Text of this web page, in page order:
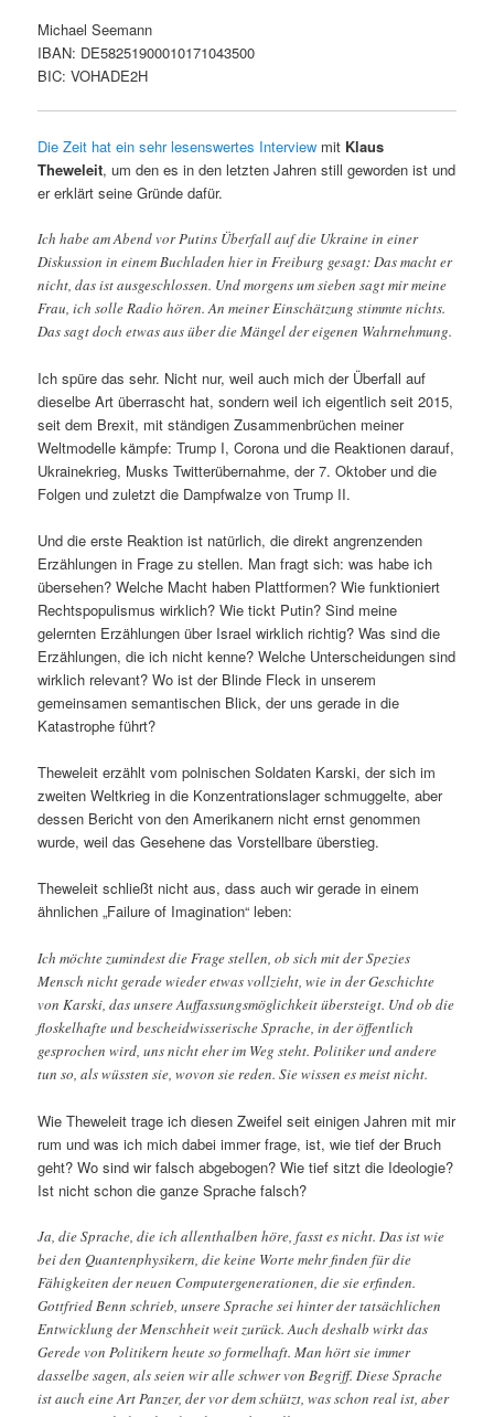
Michael Seemann
IBAN: DE58251900010171043500
BIC: VOHADE2H
Die Zeit hat ein sehr lesenswertes Interview mit Klaus
Theweleit, um den es in den letzten Jahren still geworden ist und
er erklärt seine Gründe dafür.
Ich habe am Abend vor Putins Überfall auf die Ukraine in einer
Diskussion in einem Buchladen hier in Freiburg gesagt: Das macht er
nicht, das ist ausgeschlossen. Und morgens um sieben sagt mir meine
Frau, ich solle Radio hören. An meiner Einschätzung stimmte nichts.
Das sagt doch etwas aus über die Mängel der eigenen Wahrnehmung.
Ich spüre das sehr. Nicht nur, weil auch mich der Überfall auf
dieselbe Art überrascht hat, sondern weil ich eigentlich seit 2015,
seit dem Brexit, mit ständigen Zusammenbrüchen meiner
Weltmodelle kämpfe: Trump I, Corona und die Reaktionen darauf,
Ukrainekrieg, Musks Twitterübernahme, der 7. Oktober und die
Folgen und zuletzt die Dampfwalze von Trump II.
Und die erste Reaktion ist natürlich, die direkt angrenzenden
Erzählungen in Frage zu stellen. Man fragt sich: was habe ich
übersehen? Welche Macht haben Plattformen? Wie funktioniert
Rechtspopulismus wirklich? Wie tickt Putin? Sind meine
gelernten Erzählungen über Israel wirklich richtig? Was sind die
Erzählungen, die ich nicht kenne? Welche Unterscheidungen sind
wirklich relevant? Wo ist der Blinde Fleck in unserem
gemeinsamen semantischen Blick, der uns gerade in die
Katastrophe führt?
Theweleit erzählt vom polnischen Soldaten Karski, der sich im
zweiten Weltkrieg in die Konzentrationslager schmuggelte, aber
dessen Bericht von den Amerikanern nicht ernst genommen
wurde, weil das Gesehene das Vorstellbare überstieg.
Theweleit schließt nicht aus, dass auch wir gerade in einem
ähnlichen „Failure of Imagination“ leben:
Ich möchte zumindest die Frage stellen, ob sich mit der Spezies
Mensch nicht gerade wieder etwas vollzieht, wie in der Geschichte
von Karski, das unsere Auffassungsmöglichkeit übersteigt. Und ob die
floskelhafte und bescheidwisserische Sprache, in der öffentlich
gesprochen wird, uns nicht eher im Weg steht. Politiker und andere
tun so, als wüssten sie, wovon sie reden. Sie wissen es meist nicht.
Wie Theweleit trage ich diesen Zweifel seit einigen Jahren mit mir
rum und was ich mich dabei immer frage, ist, wie tief der Bruch
geht? Wo sind wir falsch abgebogen? Wie tief sitzt die Ideologie?
Ist nicht schon die ganze Sprache falsch?
Ja, die Sprache, die ich allenthalben höre, fasst es nicht. Das ist wie
bei den Quantenphysikern, die keine Worte mehr finden für die
Fähigkeiten der neuen Computergenerationen, die sie erfinden.
Gottfried Benn schrieb, unsere Sprache sei hinter der tatsächlichen
Entwicklung der Menschheit weit zurück. Auch deshalb wirkt das
Gerede von Politikern heute so formelhaft. Man hört sie immer
dasselbe sagen, als seien wir alle schwer von Begriff. Diese Sprache
ist auch eine Art Panzer, der vor dem schützt, was schon real ist, aber